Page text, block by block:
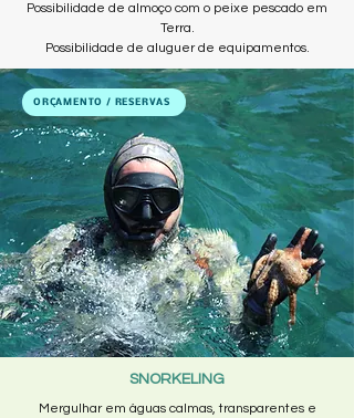
Possibilidade de almoço com o peixe pescado em
Terra.
Possibilidade de aluguer de equipamentos.
ORÇAMENTO / RESERVAS
SNORKELING
Mergulhar em águas calmas, transparentes e